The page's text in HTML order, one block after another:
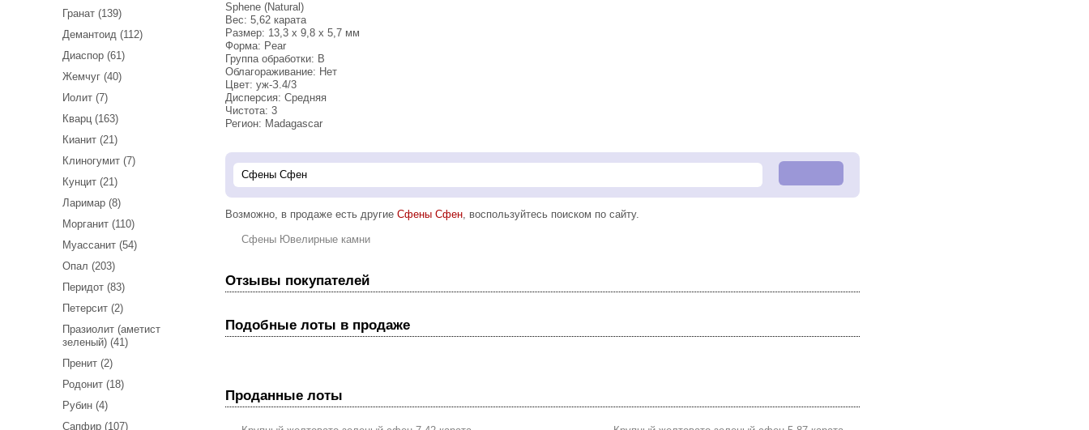
Гранат (139)
Демантоид (112)
Диаспор (61)
Жемчуг (40)
Иолит (7)
Кварц (163)
Кианит (21)
Клиногумит (7)
Кунцит (21)
Ларимар (8)
Морганит (110)
Муассанит (54)
Опал (203)
Перидот (83)
Петерсит (2)
Празиолит (аметист
зеленый) (41)
Пренит (2)
Родонит (18)
Рубин (4)
Сапфир (107)
Sphene (Natural)
Вес: 5,62 карата
Размер: 13,3 х 9,8 х 5,7 мм
Форма: Pear
Группа обработки: В
Облагораживание: Нет
Цвет: уж-З.4/3
Дисперсия: Средняя
Чистота: 3
Регион: Madagascar
Возможно, в продаже есть другие Сфены Сфен , воспользуйтесь поиском по сайту.
Сфены Ювелирные камни
Отзывы покупателей
Подобные лоты в продаже
Проданные лоты